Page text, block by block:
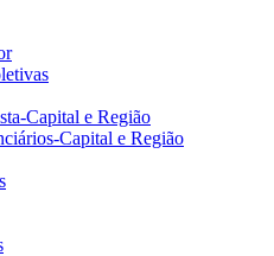
Capital e Região
Capital e Região